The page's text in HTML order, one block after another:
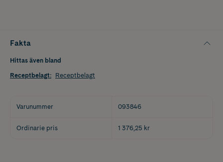
Fakta
Hittas även bland
Receptbelagt: Receptbelagt
Varunummer 093846
Ordinarie pris 1 376,25 kr